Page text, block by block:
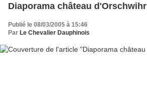
Diaporama château d'Orschwihr
Publié le 08/03/2005 à 15:46
Par Le Chevalier Dauphinois